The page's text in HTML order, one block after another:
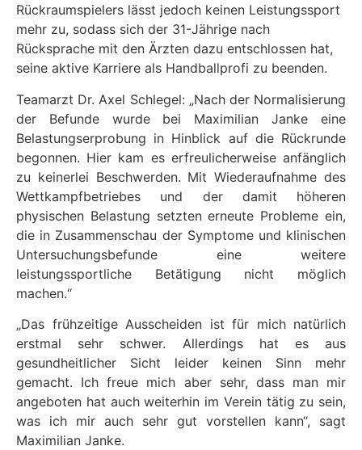
Rückraumspielers lässt jedoch keinen Leistungssport
mehr zu, sodass sich der 31-Jährige nach
Rücksprache mit den Ärzten dazu entschlossen hat,
seine aktive Karriere als Handballprofi zu beenden.
Teamarzt Dr. Axel Schlegel: „Nach der Normalisierung
der Befunde wurde bei Maximilian Janke eine
Belastungserprobung in Hinblick auf die Rückrunde
begonnen. Hier kam es erfreulicherweise anfänglich
zu keinerlei Beschwerden. Mit Wiederaufnahme des
Wettkampfbetriebes und der damit höheren
physischen Belastung setzten erneute Probleme ein,
die in Zusammenschau der Symptome und klinischen
Untersuchungsbefunde eine weitere
leistungssportliche Betätigung nicht möglich
machen.“
„Das frühzeitige Ausscheiden ist für mich natürlich
erstmal sehr schwer. Allerdings hat es aus
gesundheitlicher Sicht leider keinen Sinn mehr
gemacht. Ich freue mich aber sehr, dass man mir
angeboten hat auch weiterhin im Verein tätig zu sein,
was ich mir auch sehr gut vorstellen kann“, sagt
Maximilian Janke.